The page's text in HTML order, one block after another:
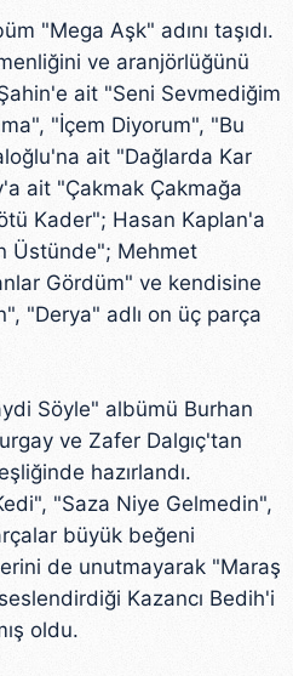
"Mega Aşk" adını taşıdı.
ve aranjörlüğünü
ait "Seni Sevmediğim
"İçem Diyorum", "Bu
ait "Dağlarda Kar
ait "Çakmak Çakmağa
Kader"; Hasan Kaplan'a
Üstünde"; Mehmet
Gördüm" ve kendisine
"Derya" adlı on üç parça
Söyle" albümü Burhan
ve Zafer Dalgıç'tan
hazırlandı.
"Saza Niye Gelmedin",
büyük beğeni
de unutmayarak "Maraş
Kazancı Bedih'i
oldu.